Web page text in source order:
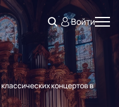
Войти
концертов в